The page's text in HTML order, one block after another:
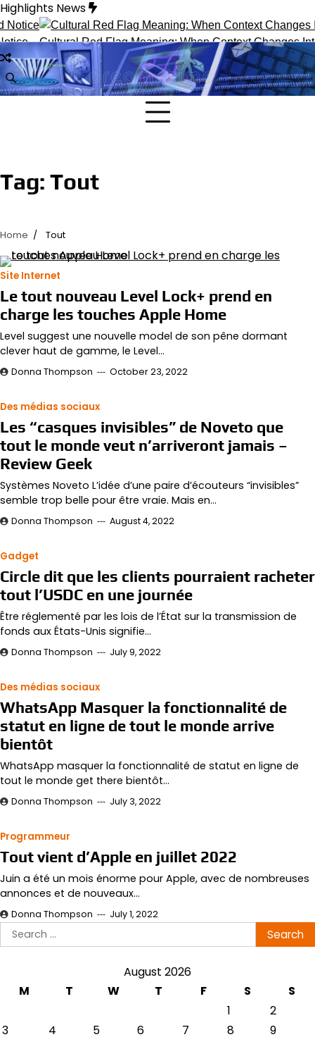
Skip
to
content
Highlights News
Cultural Red Flag Meaning: When Context Changes
Tag: Tout
Home Tout
Site Internet
Le tout nouveau Level Lock+ prend en
charge les touches Apple Home
Level suggest une nouvelle model de son pêne dormant
clever haut de gamme, le Level…
Donna Thompson October 23, 2022
Des médias sociaux
Les “casques invisibles” de Noveto que
tout le monde veut n’arriveront jamais –
Review Geek
Systèmes Noveto L’idée d’une paire d’écouteurs “invisibles”
semble trop belle pour être vraie. Mais en…
Donna Thompson August 4, 2022
Gadget
Circle dit que les clients pourraient racheter
tout l’USDC en une journée
Être réglementé par les lois de l’État sur la transmission de
fonds aux États-Unis signifie…
Donna Thompson July 9, 2022
Des médias sociaux
WhatsApp Masquer la fonctionnalité de
statut en ligne de tout le monde arrive
bientôt
WhatsApp masquer la fonctionnalité de statut en ligne de
tout le monde get there bientôt…
Donna Thompson July 3, 2022
Programmeur
Tout vient d’Apple en juillet 2022
Juin a été un mois énorme pour Apple, avec de nombreuses
annonces et de nouveaux…
Donna Thompson July 1, 2022
Search
for:
August 2026
M
T W T F S
S
1
2
3
4 5 6 7 8
9